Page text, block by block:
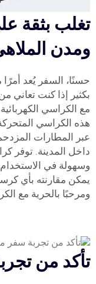
تغلب بثقة
ومدن
حسنًا، السفر يُعد
بكثير إذا كنت
مع الكراسي
هذه الكراسي
عبر المطارات
وسهولة في الاستخدام
يمكن مقارنته بأي
ومرحبًا بالحرية مع
تأكد من